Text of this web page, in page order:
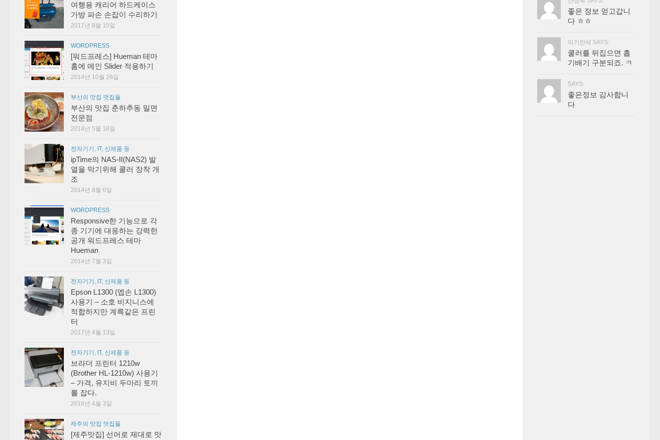
여행용 캐리어 하드케이스
가방 파손 손잡이 수리하기
2017년 8월 15일
WORDPRESS
[워드프레스] Hueman 테마
홈에 메인 Slider 적용하기
2014년 10월 26일
부산의 맛집 멋집들
부산의 맛집 춘하추동 밀면
전문점
2014년 5월 18일
전자기기, IT, 신제품 등
ipTime의 NAS-II(NAS2) 발
열을 막기위해 쿨러 장착 개
조
2014년 8월 6일
WORDPRESS
Responsive한 기능으로 각
종 기기에 대응하는 강력한
공개 워드프레스 테마
Hueman
2014년 7월 3일
전자기기, IT, 신제품 등
Epson L1300 (엡손 L1300)
사용기 – 소호 비지니스에
적합하지만 계륵같은 프린
터
2017년 4월 13일
전자기기, IT, 신제품 등
브라더 프린터 1210w
(Brother HL-1210w) 사용기
– 가격, 유지비 두마리 토끼
를 잡다.
2016년 4월 3일
제주의 맛집 멋집들
[제주맛집] 선어로 제대로 맛
좋은 정보 얻고갑니
다 ㅎㅎ
아기만세 SAYS:
쿨러를 뒤집으면 흡
기배기 구분되죠. ㅋ
SAYS:
좋은정보 감사합니
다